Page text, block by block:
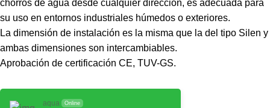
chorros de agua desde cualquier dirección, es adecuada para
su uso en entornos industriales húmedos o exteriores.
La dimensión de instalación es la misma que la del tipo Silen y
ambas dimensiones son intercambiables.
Aprobación de certificación CE, TUV-GS.
aqua Online